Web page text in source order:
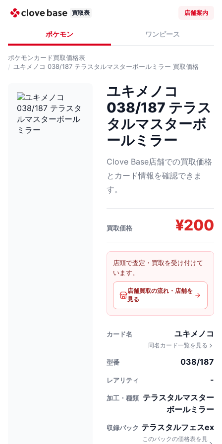
買取表 店舗案内
ポケモン ワンピース
ポケモンカード買取価格表
ユキメノコ 038/187 テラスタルマスターボールミラー 買取価格
ユキメノコ
038/187 テラス
タルマスターボ
ールミラー
Clove Base店舗での買取価格
とカード情報を確認できま
す。
買取価格 ¥200
店頭で査定・買取を受け付けて
います。
店舗買取の流れ・店舗を
見る
カード名 ユキメノコ
同名カード一覧を見る
型番 038/187
レアリティ -
加工・種類 テラスタルマスター
ボールミラー
収録パック テラスタルフェスex
このパックの価格表を見